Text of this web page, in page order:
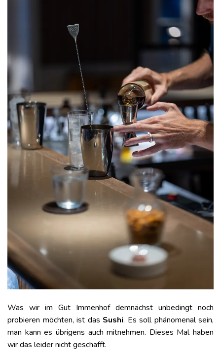
Was wir im Gut Immenhof demnächst unbedingt noch
probieren möchten, ist das Sushi. Es soll phänomenal sein,
man kann es übrigens auch mitnehmen. Dieses Mal haben
wir das leider nicht geschafft.